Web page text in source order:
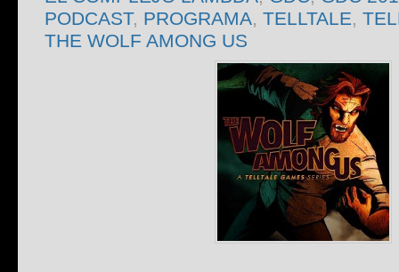
PODCAST, PROGRAMA TELLTALE
THE WOLF AMONG US